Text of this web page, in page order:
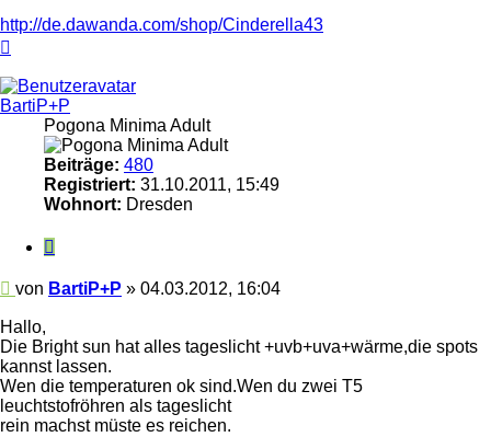
http://de.dawanda.com/shop/Cinderella43
BartiP+P
Pogona Minima Adult
Beiträge: 480
Registriert: 31.10.2011, 15:49
Wohnort: Dresden
Zitieren
Beitrag
von BartiP+P » 04.03.2012, 16:04
Hallo,
Die Bright sun hat alles tageslicht +uvb+uva+wärme,die spots
kannst lassen.
Wen die temperaturen ok sind.Wen du zwei T5
leuchtstofröhren als tageslicht
rein machst müste es reichen.